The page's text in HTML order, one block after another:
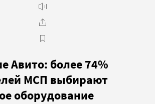
Авито: более 74%
МСП выбирают
оборудование